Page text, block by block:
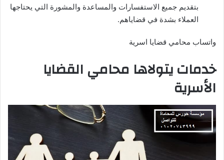
بتقديم جميع الاستفسارات والمساعدة والمشورة التي يحتاجها
العملاء بشدة في قضاياهم.
واتساب محامي قضايا اسرية
خدمات يتولاها محامي القضايا
الأسرية